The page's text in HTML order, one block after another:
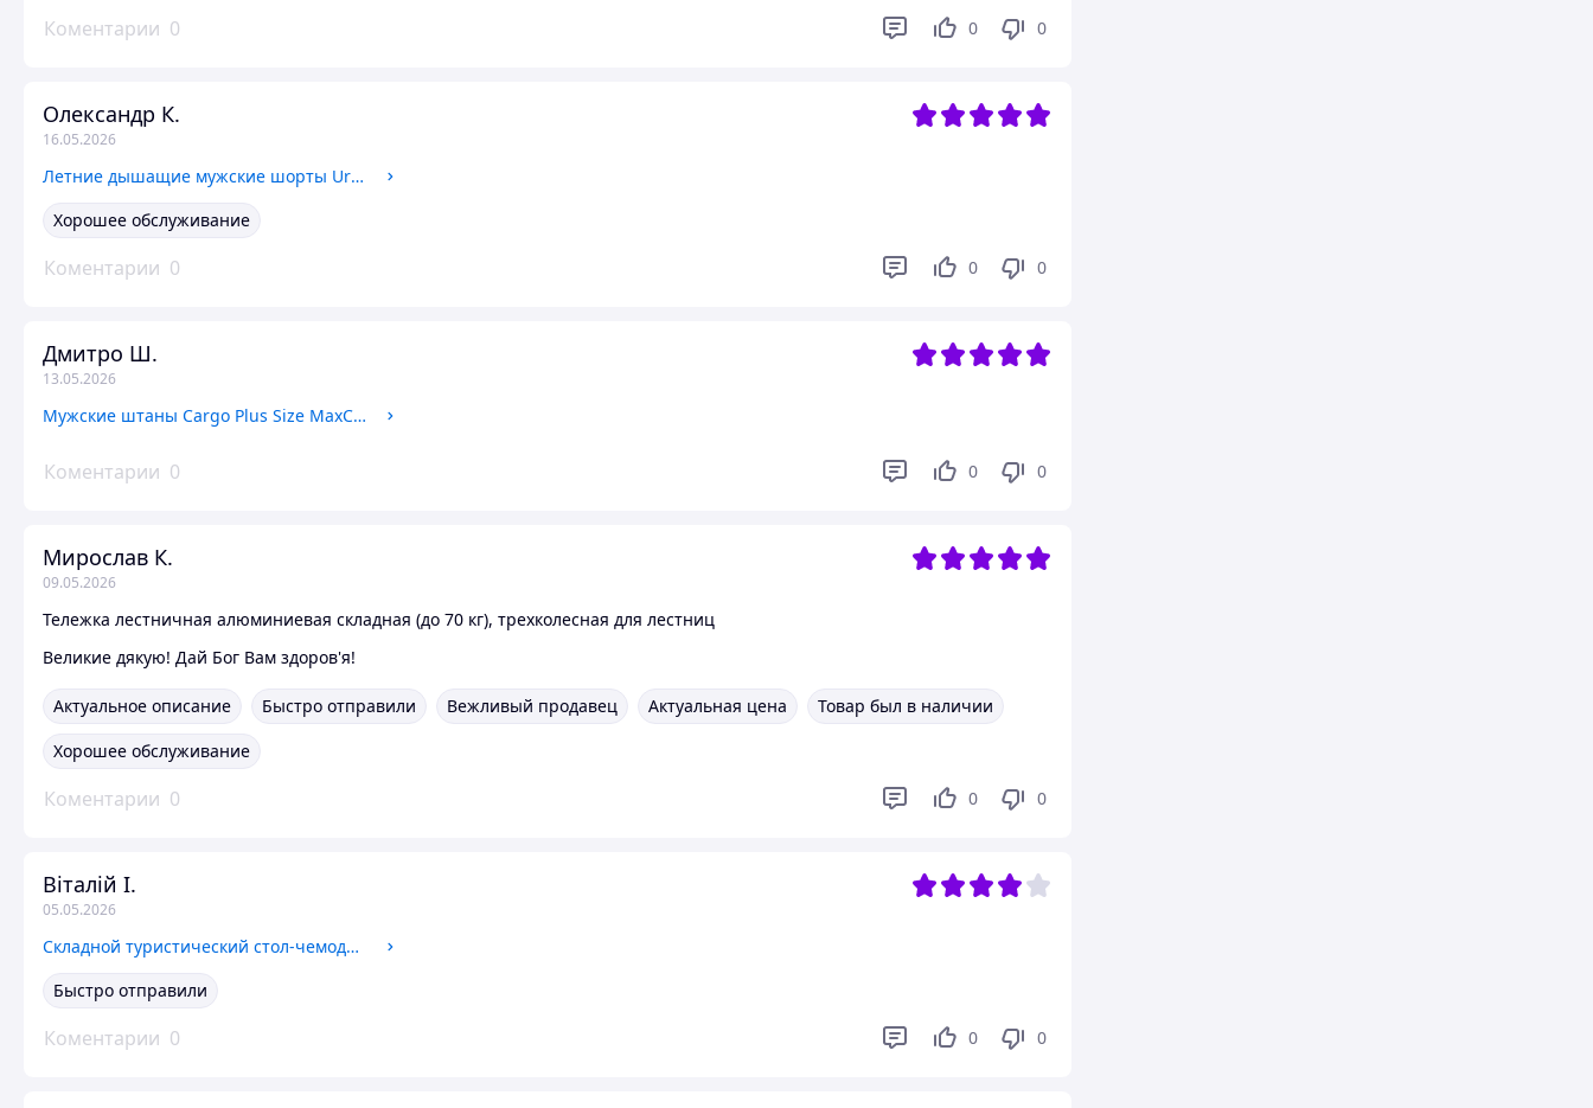
Коментарии 0 0 0
Олександр К.
16.05.2026
Летние дышащие мужские шорты Urban Cargo Shorts (песочные) хлопчатобумажные карго с карманами
Хорошее обслуживание
Коментарии 0 0 0
Дмитро Ш.
13.05.2026
Мужские штаны Cargo Plus Size MaxComfort черные большие размеры 4XL 7XL, стрейч-коттон, удобные и прочные
Коментарии 0 0 0
Мирослав К.
09.05.2026
Тележка лестничная алюминиевая складная (до 70 кг), трехколесная для лестниц
Великие дякую! Дай Бог Вам здоров'я!
Актуальное описание Быстро отправили Вежливый продавец Актуальная цена
Товар был в наличии
Хорошее обслуживание
Коментарии 0 0 0
Віталій І.
05.05.2026
Складной туристический стол-чемодан 120×60 см + 4 стулья, регулируемая высота, кемпинговый набор для пикника и дачи, черный
Быстро отправили
Коментарии 0 0 0